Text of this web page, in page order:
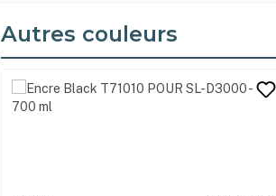
Autres couleurs
Ignorer la galerie de produits